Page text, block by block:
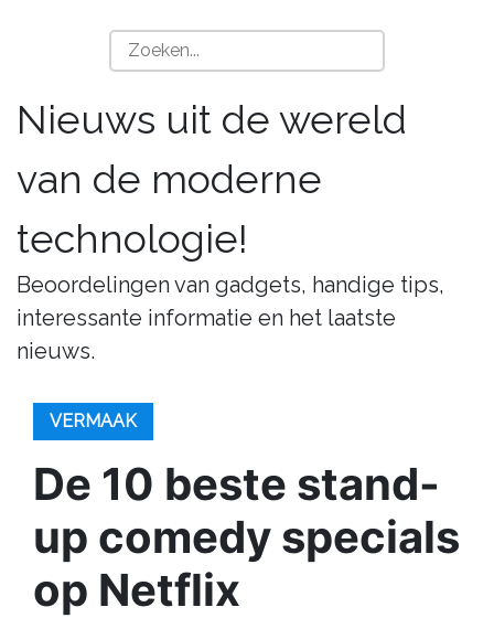
Nieuws uit de wereld
van de moderne
technologie!
Beoordelingen van gadgets, handige tips,
interessante informatie en het laatste
nieuws.
VERMAAK
De 10 beste stand-
up comedy specials
op Netflix